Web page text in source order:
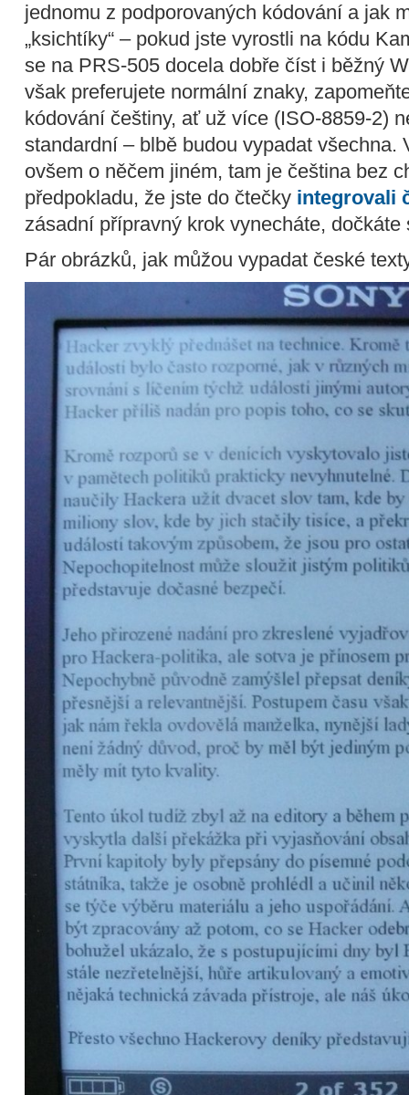
jednomu z podporovaných kódování a jak
„ksichtíky“ – pokud jste vyrostli na kódu
se na PRS-505 docela dobře číst i běžný
však preferujete normální znaky,
kódování češtiny, ať už více (ISO-8859-2)
standardní – blbě budou vypadat všechna.
ovšem o něčem jiném, tam je čeština bez
předpokladu, že jste do čtečky integrovali
zásadní přípravný krok vynecháte,
Pár obrázků, jak můžou vypadat české